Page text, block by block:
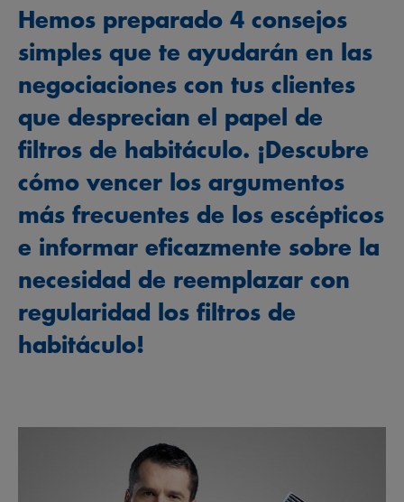
Hemos preparado 4 consejos
simples que te ayudarán en las
negociaciones con tus clientes
que desprecian el papel de
filtros de habitáculo. ¡Descubre
cómo vencer los argumentos
más frecuentes de los escépticos
e informar eficazmente sobre la
necesidad de reemplazar con
regularidad los filtros de
habitáculo!